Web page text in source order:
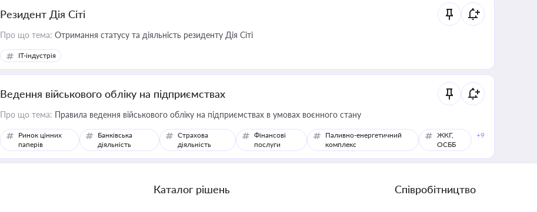
Резидент Дія Сіті
Про що тема: Отримання статусу та діяльність резиденту Дія Сіті
IT-індустрія
Ведення військового обліку на підприємствах
Про що тема: Правила ведення військового обліку на підприємствах в умовах воєнного стану
Ринок цінних
паперів
Банківська
діяльність
Страхова
діяльність
Фінансові
послуги
Паливно-енергетичний
комплекс
ЖКГ,
ОСББ
+9
Каталог рішень Співробітництво